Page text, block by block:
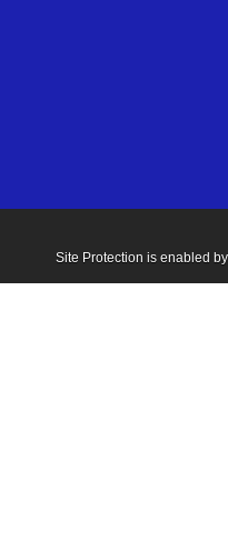
Site Protection is enabled